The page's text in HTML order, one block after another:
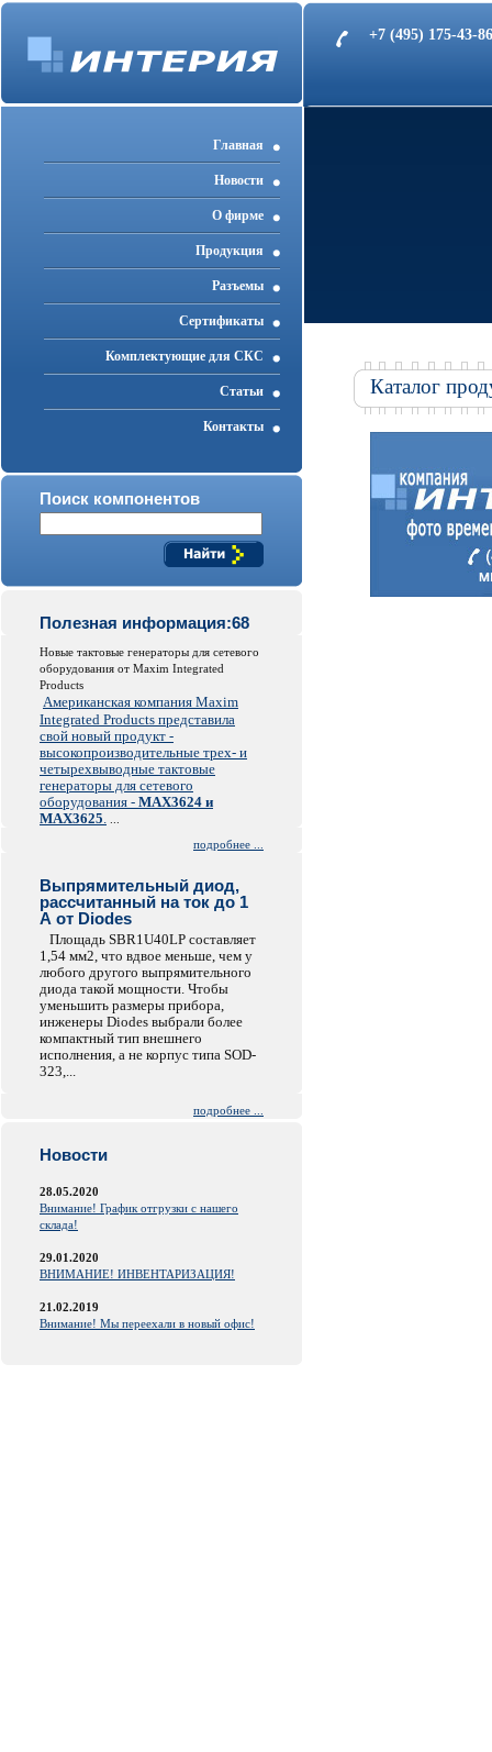
+7 (495) 175-43-
Главная
Новости
О фирме
Продукция
Разъемы
Cертификаты
Комплектующие для СКС
Статьи
Контакты
Поиск компонентов
Полезная информация:68
Новые тактовые генераторы для сетевого
оборудования от Maxim Integrated
Products
Американская компания Maxim
Integrated Products представила
свой новый продукт -
высокопроизводительные трех- и
четырехвыводные тактовые
генераторы для сетевого
оборудования - MAX3624 и
MAX3625.
подробнее ...
Выпрямительный диод,
рассчитанный на ток до 1
А от Diodes
Площадь SBR1U40LP составляет
1,54 мм2, что вдвое меньше, чем у
любого другого выпрямительного
диода такой мощности. Чтобы
уменьшить размеры прибора,
инженеры Diodes выбрали более
компактный тип внешнего
исполнения, а не корпус типа SOD-
323,...
подробнее ...
Новости
28.05.2020
Внимание! График отгрузки с нашего
склада!
29.01.2020
ВНИМАНИЕ! ИНВЕНТАРИЗАЦИЯ!
21.02.2019
Внимание! Мы переехали в новый офис!
Каталог